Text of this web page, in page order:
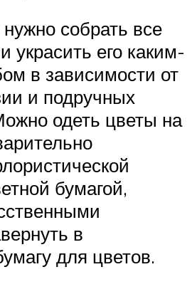
собрать все
украсить его каким-
в зависимости от
и подручных
одеть цветы на
бумагой,
в
для цветов.